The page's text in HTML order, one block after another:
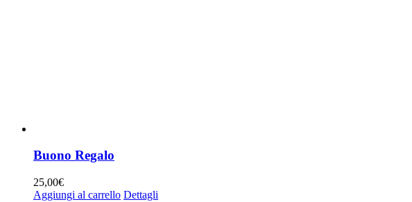
Buono Regalo
25,00€
Aggiungi al carrello Dettagli